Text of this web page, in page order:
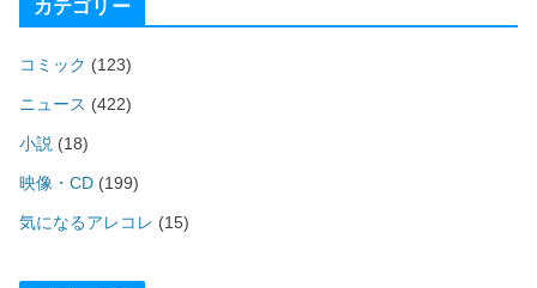
カテゴリー
コミック (123)
ニュース (422)
小説 (18)
映像・CD (199)
気になるアレコレ (15)